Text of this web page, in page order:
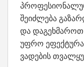
შეიძლება
და დაგეხმაროთ
უფრო
ვადების